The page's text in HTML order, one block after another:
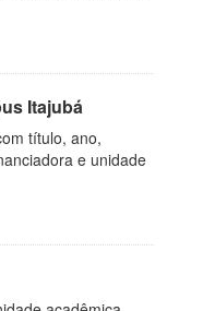
Itajubá
título, ano,
e unidade